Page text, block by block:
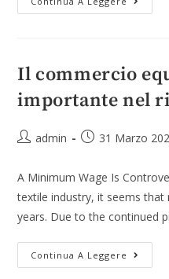
Il commercio
importante nel
admin 31 Marzo
A Minimum Wage Is
textile industry, it seems that
years. Due to the continued
Continua A Leggere